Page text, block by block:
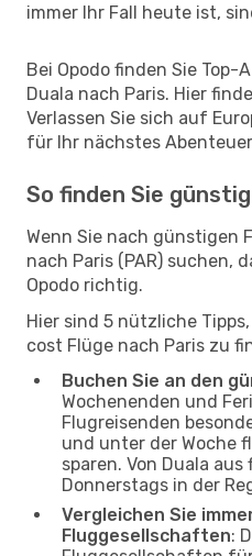
immer Ihr Fall heute ist,
Bei Opodo finden Sie
Duala nach Paris. Hier
Verlassen Sie sich auf
für Ihr nächstes
So finden Sie
Wenn Sie nach günstigen
nach Paris (PAR) suchen,
Opodo richtig.
Hier sind 5 nützliche
cost Flüge nach Paris zu
Buchen Sie an den
Wochenenden und
Flugreisenden
und unter der Woche
sparen. Von Duala
Donnerstags in der
Vergleichen Sie
Fluggesellschaften: